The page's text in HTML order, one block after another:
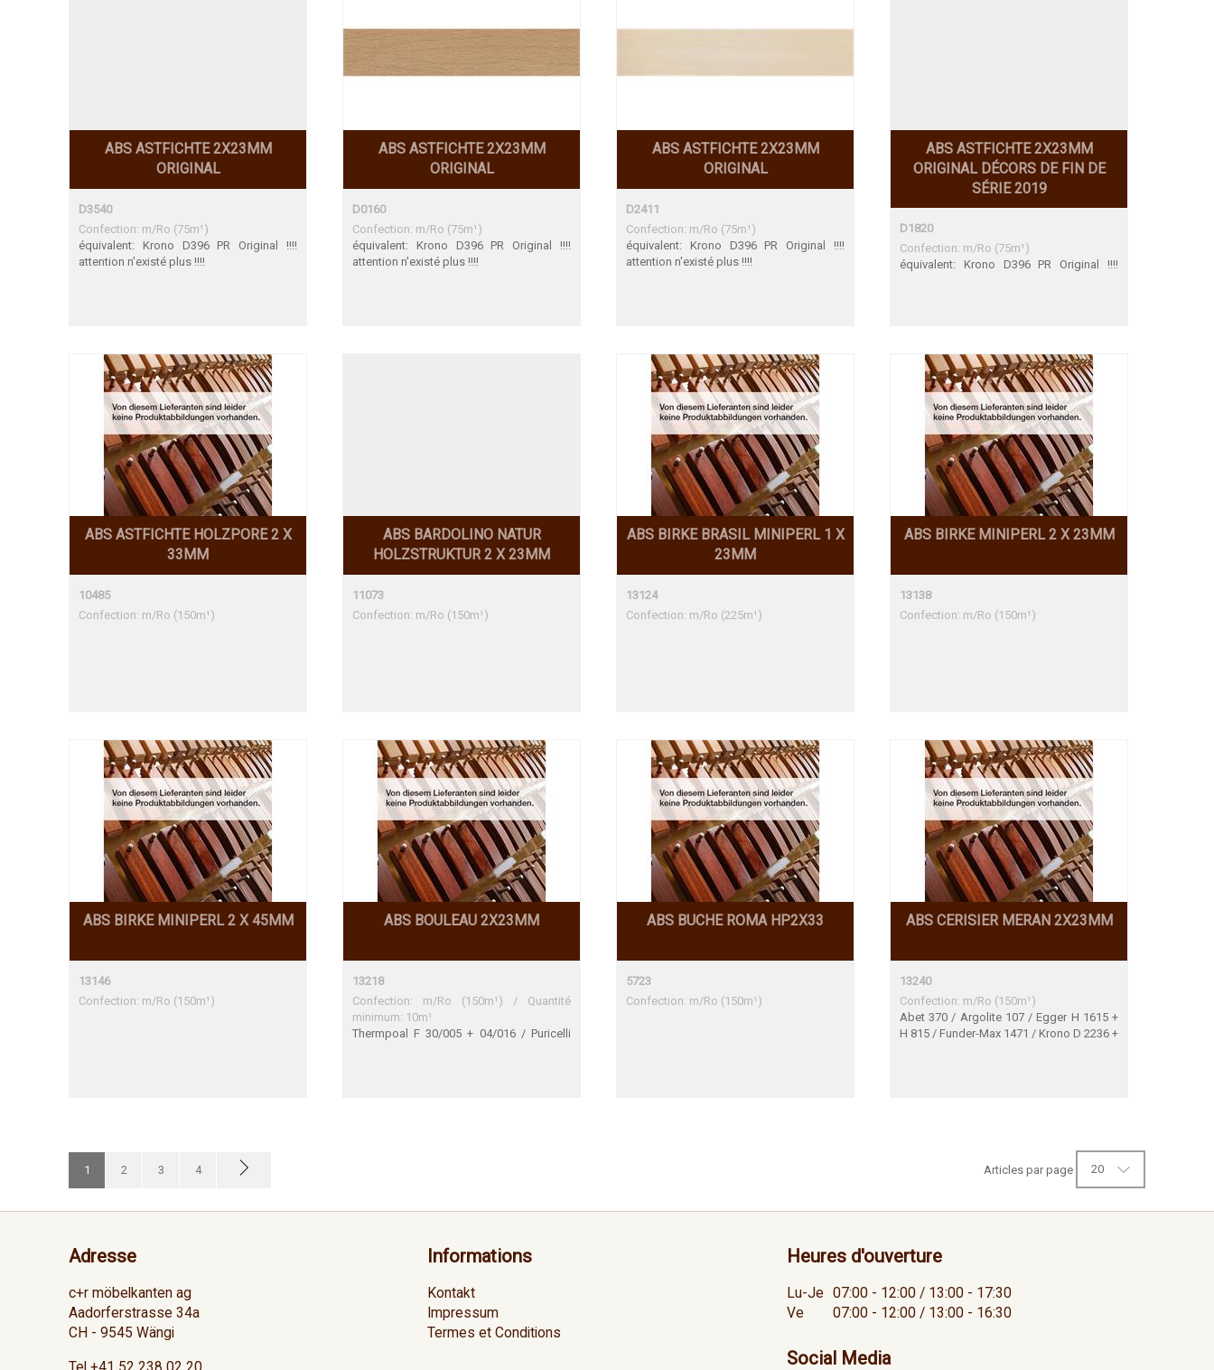
ABS ASTFICHTE 2X23MM
ORIGINAL
D3540
Confection: m/Ro (75m¹)
équivalent: Krono D396 PR Original !!!!
attention n'existé plus !!!!
ABS ASTFICHTE 2X23MM
ORIGINAL
D0160
Confection: m/Ro (75m¹)
équivalent: Krono D396 PR Original !!!!
attention n'existé plus !!!!
ABS ASTFICHTE 2X23MM
ORIGINAL
D2411
Confection: m/Ro (75m¹)
équivalent: Krono D396 PR Original !!!!
attention n'existé plus !!!!
ABS ASTFICHTE 2X23MM
ORIGINAL DÉCORS DE FIN DE
SÉRIE 2019
D1820
Confection: m/Ro (75m¹)
équivalent: Krono D396 PR Original !!!!
ABS ASTFICHTE HOLZPORE 2 X
33MM
10485
Confection: m/Ro (150m¹)
ABS BARDOLINO NATUR
HOLZSTRUKTUR 2 X 23MM
11073
Confection: m/Ro (150m¹)
ABS BIRKE BRASIL MINIPERL 1 X
23MM
13124
Confection: m/Ro (225m¹)
ABS BIRKE MINIPERL 2 X 23MM
13138
Confection: m/Ro (150m¹)
ABS BIRKE MINIPERL 2 X 45MM
13146
Confection: m/Ro (150m¹)
ABS BOULEAU 2X23MM
13218
Confection: m/Ro (150m¹) / Quantité
minimum: 10m¹
Thermpoal F 30/005 + 04/016 / Puricelli
ABS BUCHE ROMA HP2X33
5723
Confection: m/Ro (150m¹)
ABS CERISIER MERAN 2X23MM
13240
Confection: m/Ro (150m¹)
Abet 370 / Argolite 107 / Egger H 1615 +
H 815 / Funder-Max 1471 / Krono D 2236 +
Articles par page 20
1 2 3 4
Adresse
c+r möbelkanten ag
Aadorferstrasse 34a
CH - 9545 Wängi
Informations
Kontakt
Impressum
Termes et Conditions
Heures d'ouverture
Lu-Je
07:00 - 12:00 / 13:00 - 17:30
Ve
07:00 - 12:00 / 13:00 - 16:30
Social Media